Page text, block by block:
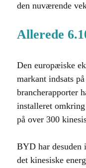
den nuværende
Allerede
Den europæiske
markant indsats
brancherapporter
installeret
på over 300
BYD har desuden
det kinesiske